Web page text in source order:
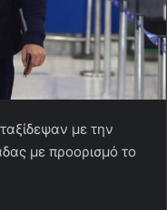
με την
με προορισμό το